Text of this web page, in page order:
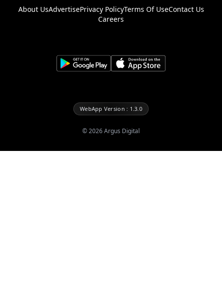
About UsAdvertisePrivacy PolicyTerms Of UseContact Us
Careers
WebApp Version : 1.3.0
©2026Argus Digital